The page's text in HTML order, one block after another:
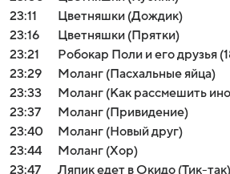
23:11
Цветняшки (Дождик)
23:16
Цветняшки (Прятки)
23:21
Робокар Поли и его друзья
23:29
Моланг (Пасхальные яйца)
23:33
Моланг (Как рассмешить
23:37
Моланг (Привидение)
23:40
Моланг (Новый друг)
23:44
Моланг (Хор)
23:47
Ляпик едет в Окидо (Тик-так)